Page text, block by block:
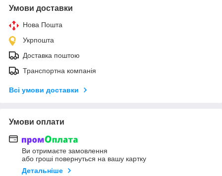
Умови доставки
Нова Пошта
Укрпошта
Доставка поштою
Транспортна компанія
Всі умови доставки
Умови оплати
Ви отримаєте замовлення
або гроші повернуться на вашу картку
Детальніше